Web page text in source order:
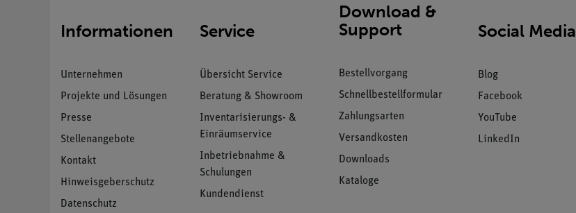
Informationen
Unternehmen
Projekte und Lösungen
Presse
Stellenangebote
Kontakt
Hinweisgeberschutz
Datenschutz
Service
Übersicht Service
Beratung & Showroom
Inventarisierungs- &
Einräumservice
Inbetriebnahme &
Schulungen
Kundendienst
Download &
Support
Bestellvorgang
Schnellbestellformular
Zahlungsarten
Versandkosten
Downloads
Kataloge
Social Media
Blog
Facebook
YouTube
LinkedIn